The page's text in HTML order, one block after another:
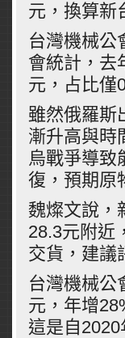
元，換算新
台灣機械公
會統計，去
元，占比僅
雖然俄羅斯
漸升高與時
烏戰爭導致
復，預期原
魏燦文說，
28.3元附近
交貨，建議
台灣機械公
元，年增
這是自